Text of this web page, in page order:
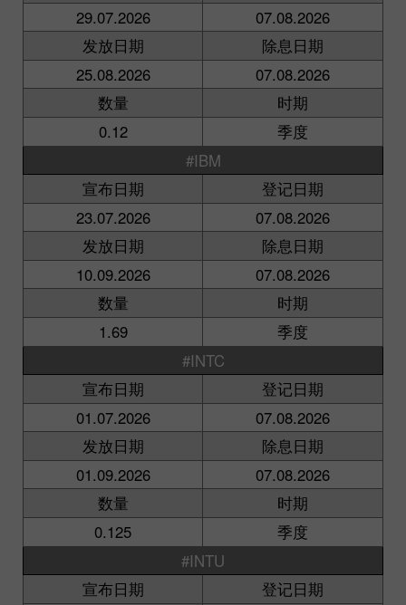
29.07.2026
07.08.2026
发放日期
除息日期
25.08.2026
07.08.2026
数量
时期
0.12
季度
#IBM
宣布日期
登记日期
23.07.2026
07.08.2026
发放日期
除息日期
10.09.2026
07.08.2026
数量
时期
1.69
季度
#INTC
宣布日期
登记日期
01.07.2026
07.08.2026
发放日期
除息日期
01.09.2026
07.08.2026
数量
时期
0.125
季度
#INTU
宣布日期
登记日期